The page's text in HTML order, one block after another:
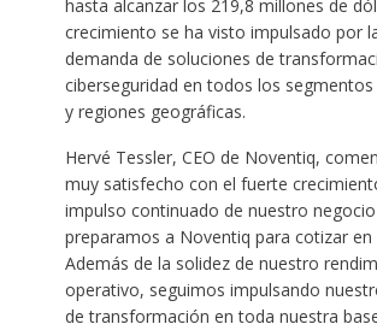
hasta alcanzar los 219,8 millones de
crecimiento se ha visto impulsado por
demanda de soluciones de
ciberseguridad en todos los
y regiones geográficas.
Hervé Tessler, CEO de Noventiq,
muy satisfecho con el fuerte
impulso continuado de nuestro
preparamos a Noventiq para cotizar en
Además de la solidez de nuestro
operativo, seguimos impulsando
de transformación en toda nuestra